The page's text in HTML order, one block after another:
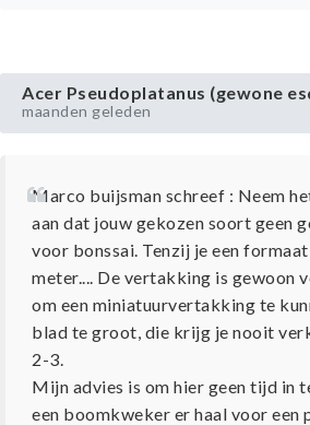
Acer Pseudoplatanus (gewone
maanden geleden
Marco buijsman schreef : Neem
aan dat jouw gekozen soort geen
voor bonssai. Tenzij je een
meter.... De vertakking is gewoon
om een miniatuurvertakking te
blad te groot, die krijg je nooit
2-3.
Mijn advies is om hier geen tijd in
een boomkweker er haal voor een